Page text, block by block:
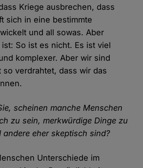
Kriege ausbrechen, dass
sich in eine bestimmte
und all sowas. Aber
So ist es nicht. Es ist viel
komplexer. Aber wir sind
so verdrahtet, dass wir das
scheinen manche Menschen
zu sein, merkwürdige Dinge zu
eher skeptisch sind?
Unterschiede im